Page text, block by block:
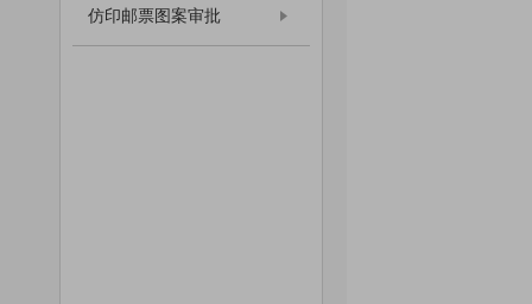
仿印邮票图案审批